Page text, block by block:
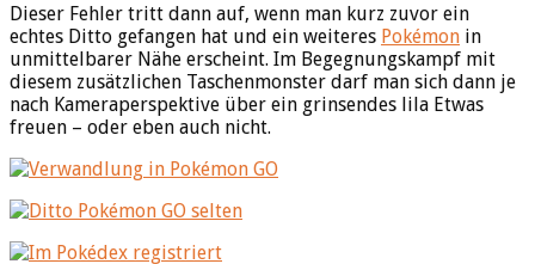
Dieser Fehler tritt dann auf, wenn man kurz zuvor ein
echtes Ditto gefangen hat und ein weiteres Pokémon in
unmittelbarer Nähe erscheint. Im Begegnungskampf mit
diesem zusätzlichen Taschenmonster darf man sich dann je
nach Kameraperspektive über ein grinsendes lila Etwas
freuen – oder eben auch nicht.